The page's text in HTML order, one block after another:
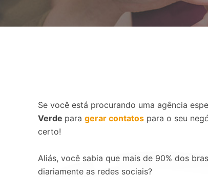
Se você está procurando uma agência
Verde para gerar contatos para o seu
certo!
Aliás, você sabia que mais de 90% dos
diariamente as redes sociais?